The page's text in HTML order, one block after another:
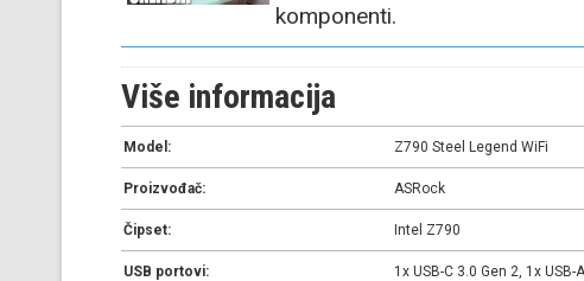
komponenti.
Više informacija
Model: Z790 Steel Legend WiFi
Proizvođač: ASRock
Čipset: Intel Z790
USB portovi: 1x USB-C 3.0 Gen 2, 1x USB-